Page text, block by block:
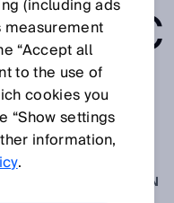
DER GESAMTEN
(including ads
measurement
“Accept all
to the use of
cookies you
“Show settings
information,
.